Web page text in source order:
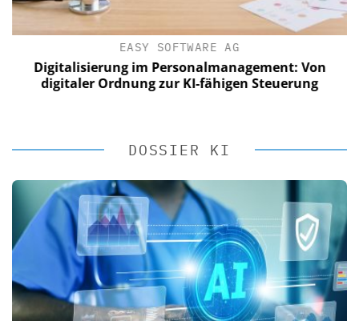
EASY SOFTWARE AG
Digitalisierung im Personalmanagement: Von
digitaler Ordnung zur KI-fähigen Steuerung
DOSSIER KI